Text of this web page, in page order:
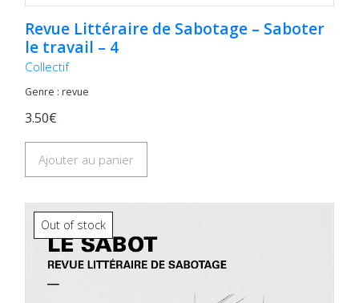
Revue Littéraire de Sabotage – Saboter
le travail – 4
Collectif
Genre : revue
3.50€
Ajouter au panier
Out of stock